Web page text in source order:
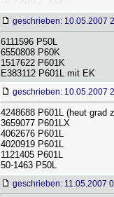
geschrieben: 10.05.2007
6111596 P50L
6550808 P60K
1517622 P601K
E383112 P601L mit EK
geschrieben: 10.05.2007
4248688 P601L (heut grad
3659077 P601LX
4062676 P601L
4020919 P601L
1121405 P601L
50-1463 P50L
geschrieben: 11.05.2007